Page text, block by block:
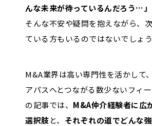
んな未来が待っているんだろう…」
そんな不安や疑問を抱えながら、
ている方もいるのではないでしょう
M&A業界は高い専門性を活かして
アパスへとつながる数少ないフィ
の記事では、 M&A仲介経験者に広
選択肢と、 それぞれの道でどんな